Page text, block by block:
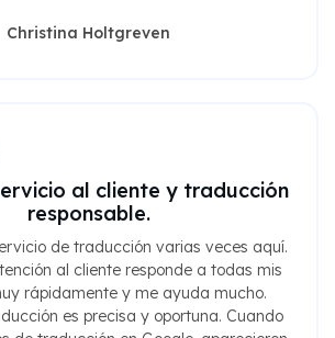
Christina Holtgreven
al cliente y traducción
responsable.
de traducción varias veces aquí.
al cliente responde a todas mis
rápidamente y me ayuda mucho.
es precisa y oportuna. Cuando